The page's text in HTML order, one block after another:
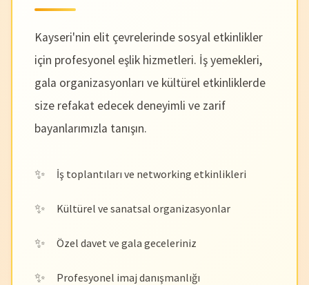
Kayseri'nin elit çevrelerinde sosyal etkinlikler
için profesyonel eşlik hizmetleri. İş yemekleri,
gala organizasyonları ve kültürel etkinliklerde
size refakat edecek deneyimli ve zarif
bayanlarımızla tanışın.
İş toplantıları ve networking etkinlikleri
Kültürel ve sanatsal organizasyonlar
Özel davet ve gala geceleriniz
Profesyonel imaj danışmanlığı